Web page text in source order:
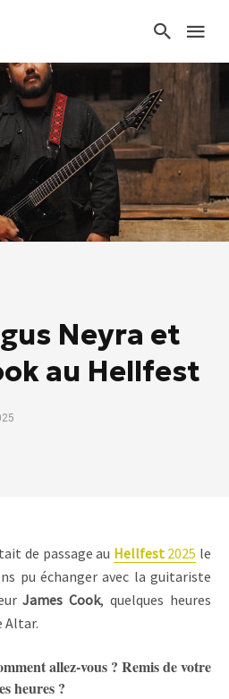
Neyra et
au Hellfest
de passage au Hellfest2025 le
pu échanger avec la guitariste
James Cook, quelques heures
Altar.
allez-vous ? Remis de votre
heures ?